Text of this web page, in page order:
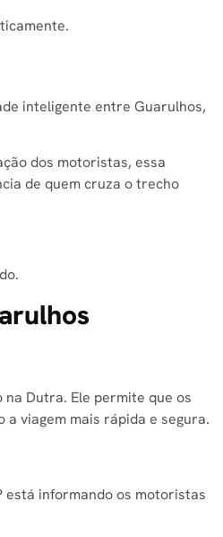
inteligente entre Guarulhos,
dos motoristas, essa
de quem cruza o trecho
Dutra. Ele permite que os
viagem mais rápida e segura.
está informando os motoristas